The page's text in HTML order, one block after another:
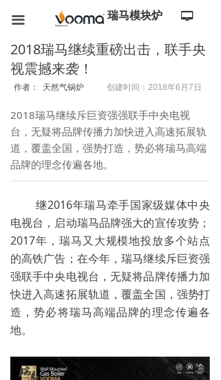
끀 瑞马模块炉 넡
2018瑞马继续重磅出击，联手央
视震撼来袭！
创建时间： 2018年6月7日
2018瑞马继续斥巨资强强联手中央电视
台，无疑将品牌传播力加快进入高速拓展轨
道，覆盖全国，强势打造，势必将瑞马高端
品牌的理念传遍各地。
继2016年瑞马牵手国家级媒体中央
电视台，启动瑞马品牌强大的宣传攻势；
2017年，瑞马又大规模地投放多个站点
的高铁广告；在今年，瑞马继续斥巨资强
强联手中央电视台，无疑将品牌传播力加
快进入高速拓展轨道，覆盖全国，强势打
造，势必将瑞马高端品牌的理念传遍各
地。
作者： 天然气锅炉